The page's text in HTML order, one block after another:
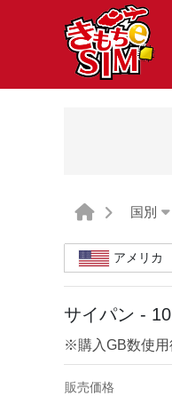
国別
アメリカ
サイパン -
※購入GB数使用
販売価格